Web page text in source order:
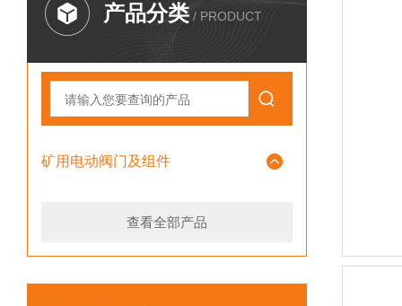
产品分类 / PRODUCT
矿用电动阀门及组件
查看全部产品